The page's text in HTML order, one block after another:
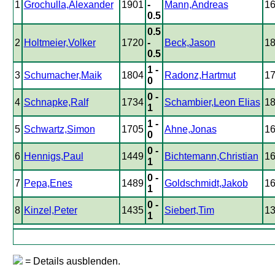
1 Grochulla,Alexander 1901 -
0.5
Mann,Andreas
2 Holtmeier,Volker 1720
0.5
-
0.5
Beck,Jason
3 Schumacher,Maik 1804
1 -
0
Radonz,Hartmut
4 Schnapke,Ralf 1734
0 -
1
Schambier,Leon Elias
5 Schwartz,Simon 1705
1 -
0
Ahne,Jonas
6 Hennigs,Paul 1449
0 -
1
Bichtemann,Christian
7 Pepa,Enes 1489
0 -
1
Goldschmidt,Jakob
8 Kinzel,Peter 1435
0 -
1
Siebert,Tim
= Details ausblenden.